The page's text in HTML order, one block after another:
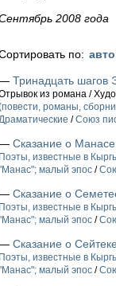
2008 года
по:
Тринадцать шагов
из романа /
романы,
Драматические /Союз
Сказание о Манасе
Поэты, известные в
малый эпос /
Сказание о
Поэты, известные в
малый эпос /
Сказание о
Поэты, известные в
малый эпос /